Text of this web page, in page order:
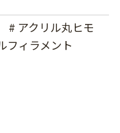
# アクリル丸ヒモ
フィラメント